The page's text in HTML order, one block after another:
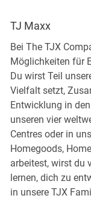
TJ Maxx
Bei The TJX
Möglichkeiten für
Du wirst Teil
Vielfalt setzt,
Entwicklung in
unseren vier
Centres oder in
Homegoods,
arbeitest, wirst du
lernen, dich zu
in unsere TJX